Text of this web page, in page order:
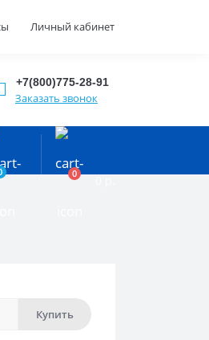
Личный кабинет
+7(800)775-28-91
Заказать звонок
0
Купить